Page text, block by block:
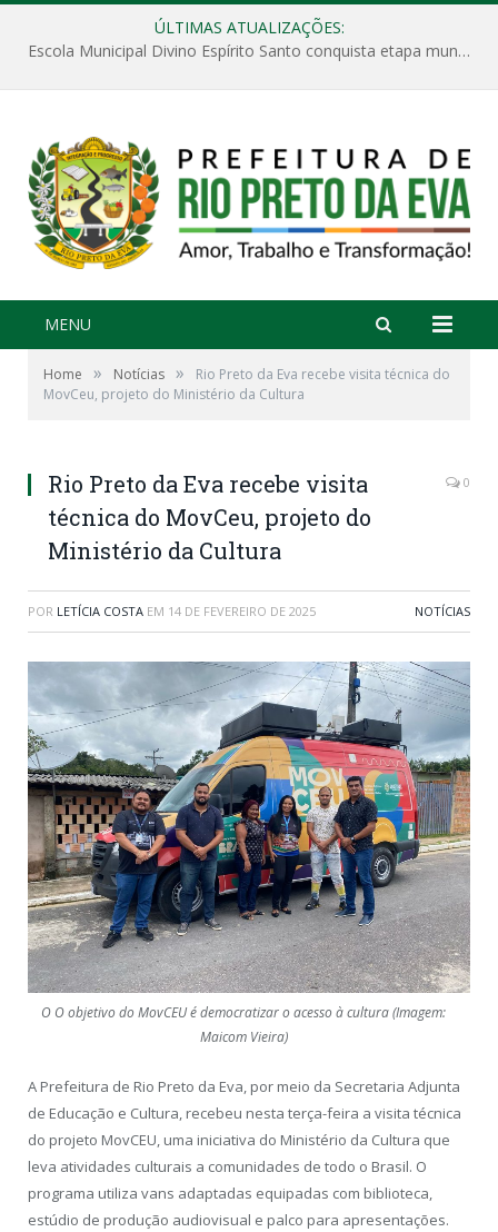
ÚLTIMAS ATUALIZAÇÕES:
Escola Municipal Divino Espírito Santo conquista etapa municipal da V Feira Amazonense de Matemática
MENU
Home » Notícias »
Rio Preto da Eva recebe visita técnica do
MovCeu, projeto do Ministério da Cultura
Rio Preto da Eva recebe visita
técnica do MovCeu, projeto do
Ministério da Cultura
0
POR LETÍCIA COSTA EM 14 DE FEVEREIRO DE 2025 NOTÍCIAS
O O objetivo do MovCEU é democratizar o acesso à cultura (Imagem:
Maicom Vieira)
A Prefeitura de Rio Preto da Eva, por meio da Secretaria Adjunta
de Educação e Cultura, recebeu nesta terça-feira a visita técnica
do projeto MovCEU, uma iniciativa do Ministério da Cultura que
leva atividades culturais a comunidades de todo o Brasil. O
programa utiliza vans adaptadas equipadas com biblioteca,
estúdio de produção audiovisual e palco para apresentações.